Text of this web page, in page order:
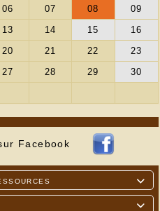
sur Facebook

